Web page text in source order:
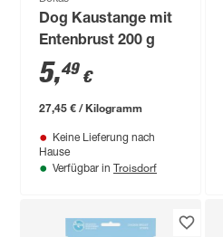
Dog Kaustange mit
Entenbrust 200 g
5,49 €
27,45 € / Kilogramm
Keine Lieferung nach
Hause
Verfügbar in Troisdorf